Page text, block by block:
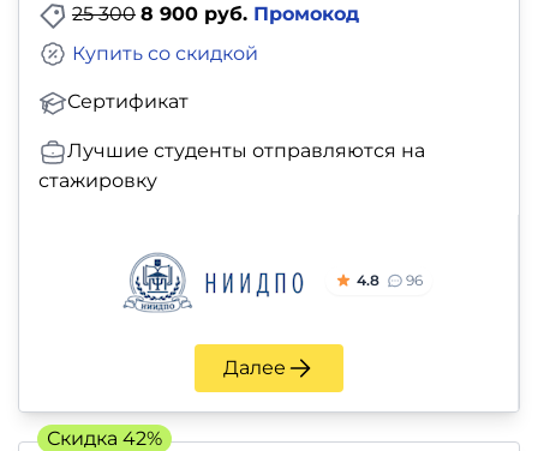
25 300 8 900 руб. Промокод
Сертификат
Купить со скидкой
Лучшие студенты отправляются на
стажировку
4.8 96
Далее
Скидка 42%